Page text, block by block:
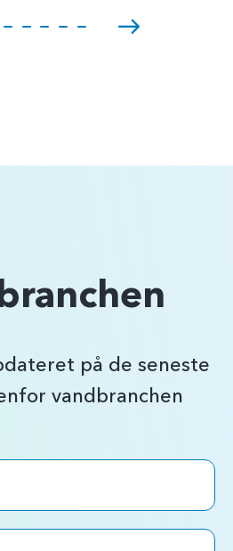
på de seneste
vandbranchen